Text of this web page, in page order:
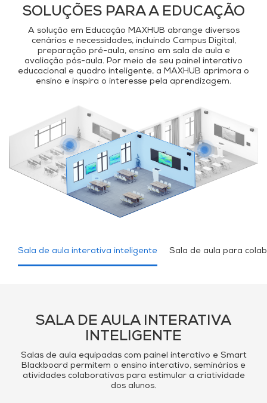
SOLUÇÕES PARA A EDUCAÇÃO
A solução em Educação MAXHUB abrange diversos
cenários e necessidades, incluindo Campus Digital,
preparação pré-aula, ensino em sala de aula e
avaliação pós-aula. Por meio de seu painel interativo
educacional e quadro inteligente, a MAXHUB aprimora o
ensino e inspira o interesse pela aprendizagem.
Sala de aula interativa inteligente Sala de aula para
SALA DE AULA INTERATIVA
INTELIGENTE
Salas de aula equipadas com painel interativo e Smart
Blackboard permitem o ensino interativo, seminários e
atividades colaborativas para estimular a criatividade
dos alunos.